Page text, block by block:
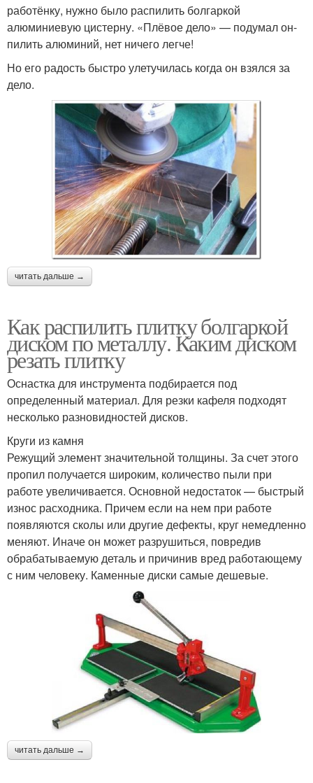
работёнку, нужно было распилить болгаркой
алюминиевую цистерну. «Плёвое дело» — подумал он-
пилить алюминий, нет ничего легче!
Но его радость быстро улетучилась когда он взялся за
дело.
читать дальше →
Как распилить плитку болгаркой
диском по металлу. Каким диском
резать плитку
Оснастка для инструмента подбирается под
определенный материал. Для резки кафеля подходят
несколько разновидностей дисков.
Круги из камня
Режущий элемент значительной толщины. За счет этого
пропил получается широким, количество пыли при
работе увеличивается. Основной недостаток — быстрый
износ расходника. Причем если на нем при работе
появляются сколы или другие дефекты, круг немедленно
меняют. Иначе он может разрушиться, повредив
обрабатываемую деталь и причинив вред работающему
с ним человеку. Каменные диски самые дешевые.
читать дальше →